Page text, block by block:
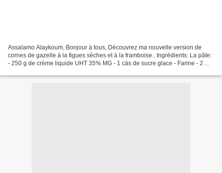
Assalamo Alaykoum, Bonjour à tous, Découvrez ma nouvelle version de
cornes de gazelle à la figues sèches et à la framboise.. Ingrédients: La pâte:
- 250 g de crème liquide UHT 35% MG - 1 càs de sucre glace - Farine - 2